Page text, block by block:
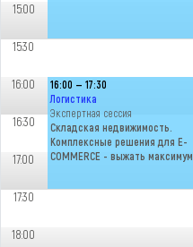
15:00
15:30
16:00
16:30
17:00
17:30
18:00
16:00 — 17:30
Логистика
Экспертная сессия
Складская недвижимость.
Комплексные решения для E-
COMMERCE - выжать максимум